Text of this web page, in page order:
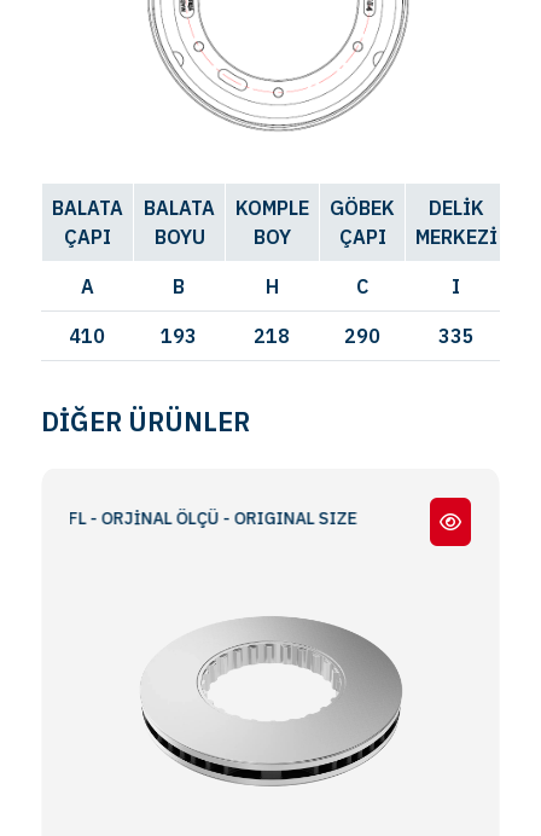
BALATA
ÇAPI
BALATA
BOYU
KOMPLE
BOY
GÖBEK
ÇAPI
DELİK
MERKEZİ
A B H C I
410 193 218 290 335
DİĞER ÜRÜNLER
/ FL - ORJİNAL ÖLÇÜ - ORIGINAL SIZE